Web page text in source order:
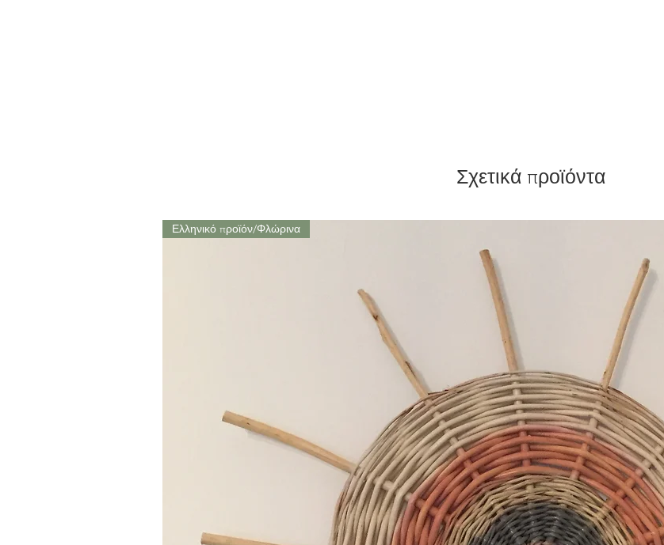
Σχετικά προϊόντα
Ελληνικό προϊόν/Φλώρινα